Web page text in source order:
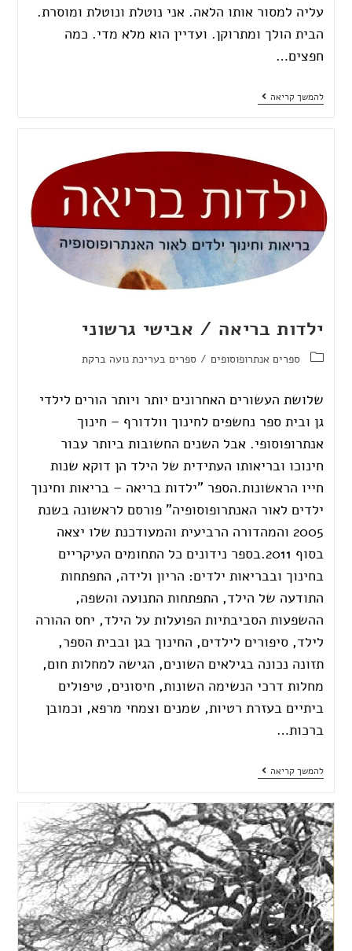
עליה למסור אותו הלאה. אני נוטלת ונוטלת ומוסרת.
הבית הולך ומתרוקן. ועדיין הוא מלא מדי. כמה
חפצים…
להמשך קריאה
ילדות בריאה / אבישי גרשוני
ספרים אנתרופוסופים / ספרים בעריכת נועה ברקת
שלושת העשורים האחרונים יותר ויותר הורים לילדי
גן ובית ספר נחשפים לחינוך וולדורף – חינוך
אנתרופוסופי. אבל השנים החשובות ביותר עבור
חינוכו ובריאותו העתידית של הילד הן דוקא שנות
חייו הראשונות.הספר "ילדות בריאה – בריאות וחינוך
ילדים לאור האנתרופוסופיה" פורסם לראשונה בשנת
2005 והמהדורה הרביעית והמעודכנת שלו יצאה
בסוף 2011.בספר נידונים כל התחומים העיקריים
בחינוך ובבריאות ילדים: הריון ולידה, התפתחות
התודעה של הילד, התפתחות התנועה והשפה,
ההשפעות הסביבתיות הפועלות על הילד, יחס ההורה
לילד, סיפורים לילדים, החינוך בגן ובבית הספר,
תזונה נכונה בגילאים השונים, הגישה למחלות חום,
מחלות דרכי הנשימה השונות, חיסונים, טיפולים
ביתיים בעזרת רטיות, שמנים וצמחי מרפא, וכמובן
ברכות…
להמשך קריאה